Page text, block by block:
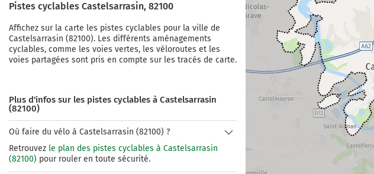
Pistes cyclables Castelsarrasin, 82100
Affichez sur la carte les pistes cyclables pour la ville de
Castelsarrasin (82100). Les différents aménagements
cyclables, comme les voies vertes, les véloroutes et les
voies partagées sont pris en compte sur les tracés de carte.
Plus d'infos sur les pistes cyclables à Castelsarrasin
(82100)
Où faire du vélo à Castelsarrasin (82100) ?
Retrouvez le plan des pistes cyclables à Castelsarrasin
(82100) pour rouler en toute sécurité.